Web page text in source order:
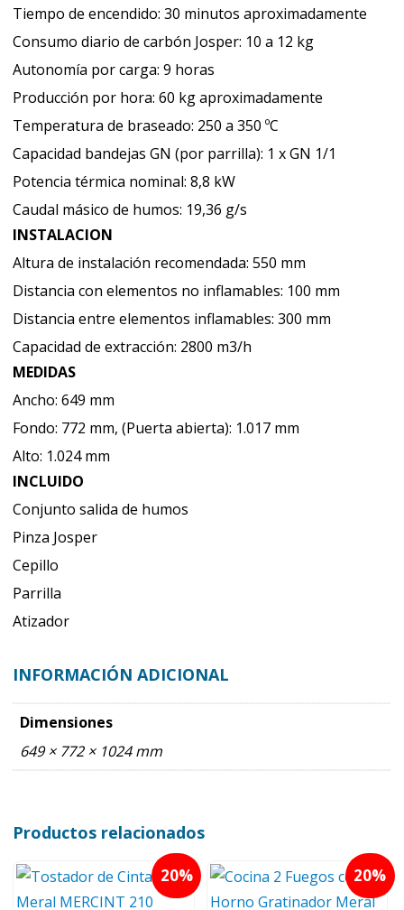
Tiempo de encendido: 30 minutos aproximadamente
Consumo diario de carbón Josper: 10 a 12 kg
Autonomía por carga: 9 horas
Producción por hora: 60 kg aproximadamente
Temperatura de braseado: 250 a 350 ºC
Capacidad bandejas GN (por parrilla): 1 x GN 1/1
Potencia térmica nominal: 8,8 kW
Caudal másico de humos: 19,36 g/s
INSTALACION
Altura de instalación recomendada: 550 mm
Distancia con elementos no inflamables: 100 mm
Distancia entre elementos inflamables: 300 mm
Capacidad de extracción: 2800 m3/h
MEDIDAS
Ancho: 649 mm
Fondo: 772 mm, (Puerta abierta): 1.017 mm
Alto: 1.024 mm
INCLUIDO
Conjunto salida de humos
Pinza Josper
Cepillo
Parrilla
Atizador
INFORMACIÓN ADICIONAL
Dimensiones
649 × 772 × 1024 mm
Productos relacionados
20 20